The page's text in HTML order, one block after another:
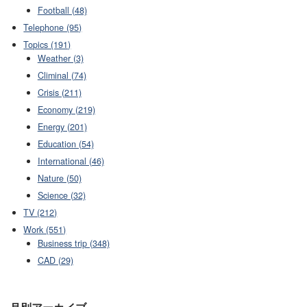
Football (48)
Telephone (95)
Topics (191)
Weather (3)
Climinal (74)
Crisis (211)
Economy (219)
Energy (201)
Education (54)
International (46)
Nature (50)
Science (32)
TV (212)
Work (551)
Business trip (348)
CAD (29)